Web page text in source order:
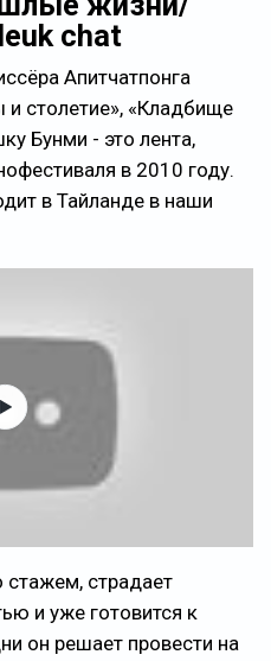
chat
Апитчатпонга
столетие», «Кладбище
Бунми - это лента,
в 2010 году.
в Тайланде в наши
страдает
и уже готовится к
он решает провести на